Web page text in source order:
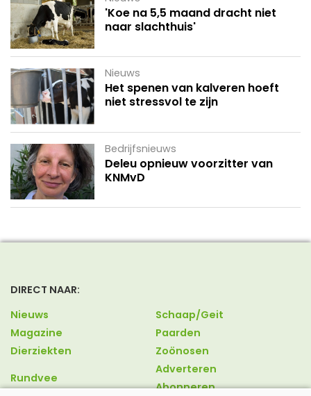
'Koe na 5,5 maand dracht niet
naar slachthuis'
Nieuws
Het spenen van kalveren hoeft
niet stressvol te zijn
Bedrijfsnieuws
Deleu opnieuw voorzitter van
KNMvD
DIRECT NAAR:
Nieuws
Magazine
Dierziekten
Rundvee
Schaap/Geit
Paarden
Zoönosen
Adverteren
Abonneren